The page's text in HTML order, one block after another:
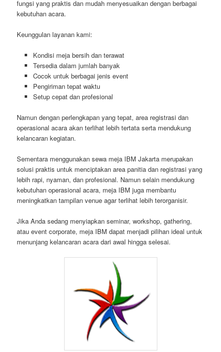
fungsi yang praktis dan mudah menyesuaikan dengan berbagai
kebutuhan acara.
Keunggulan layanan kami:
Kondisi meja bersih dan terawat
Tersedia dalam jumlah banyak
Cocok untuk berbagai jenis event
Pengiriman tepat waktu
Setup cepat dan profesional
Namun dengan perlengkapan yang tepat, area registrasi dan
operasional acara akan terlihat lebih tertata serta mendukung
kelancaran kegiatan.
Sementara menggunakan sewa meja IBM Jakarta merupakan
solusi praktis untuk menciptakan area panitia dan registrasi yang
lebih rapi, nyaman, dan profesional. Namun selain mendukung
kebutuhan operasional acara, meja IBM juga membantu
meningkatkan tampilan venue agar terlihat lebih terorganisir.
Jika Anda sedang menyiapkan seminar, workshop, gathering,
atau event corporate, meja IBM dapat menjadi pilihan ideal untuk
menunjang kelancaran acara dari awal hingga selesai.